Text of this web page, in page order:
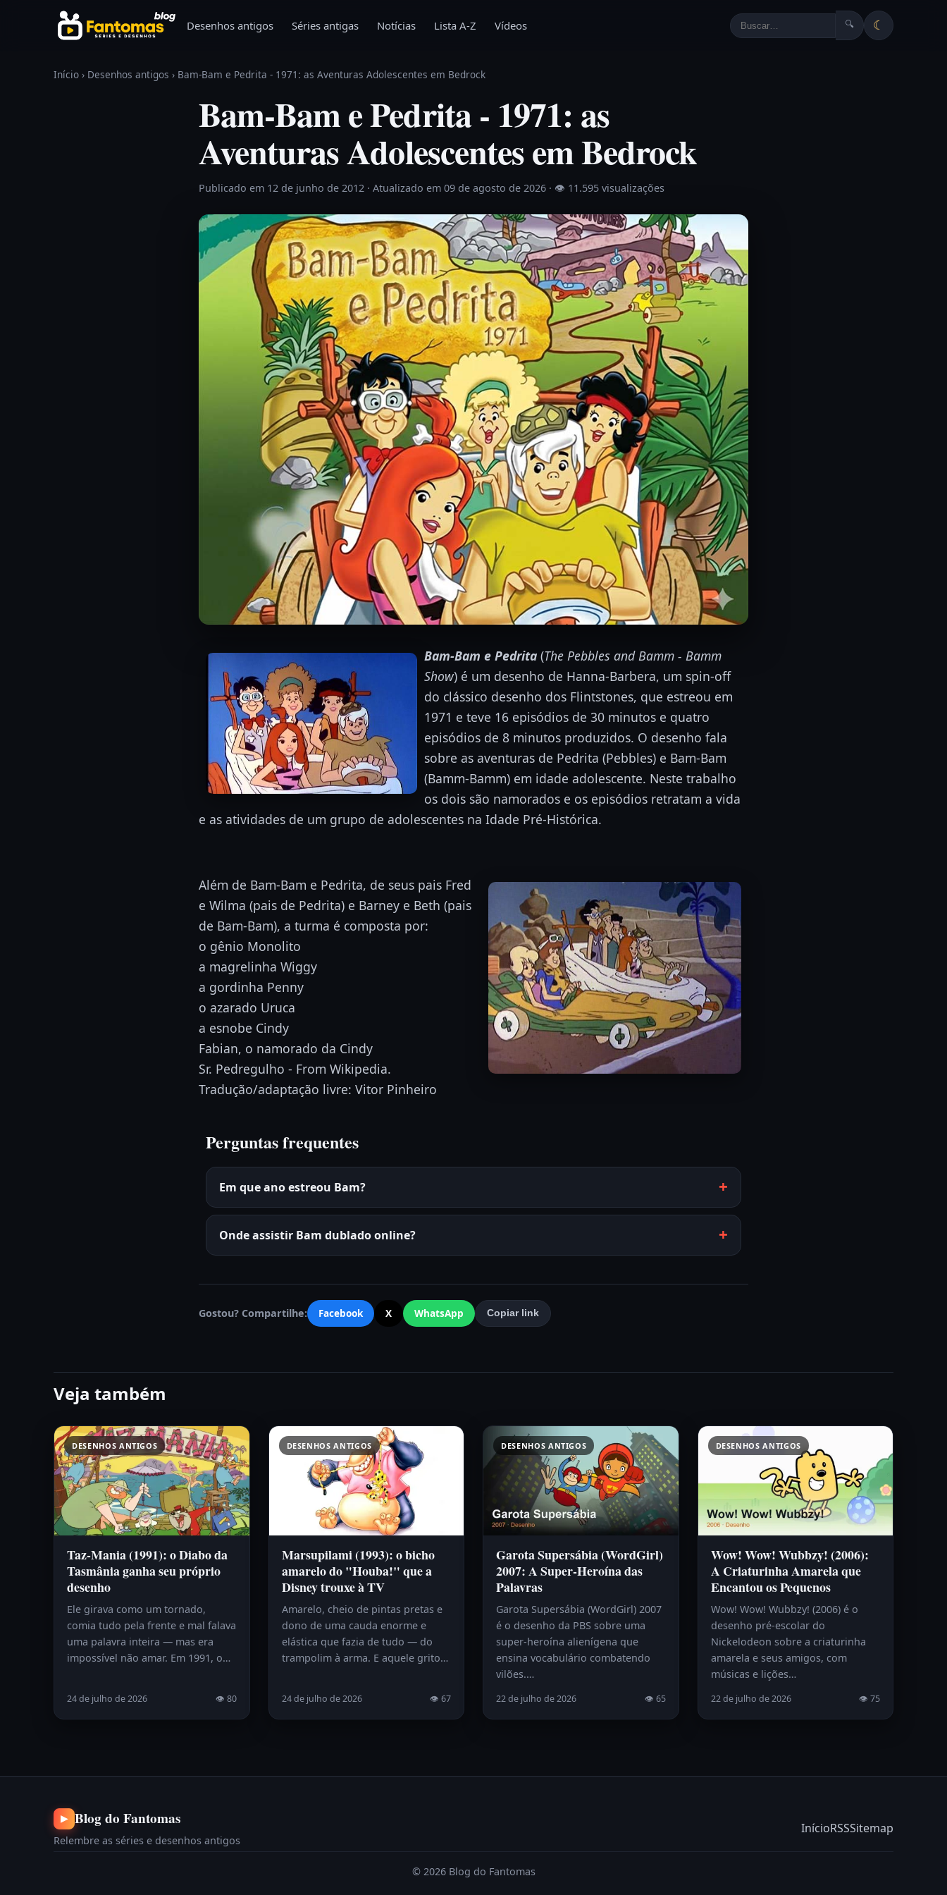
Pular para o conteúdo
Desenhos antigos Séries antigas Notícias Lista A-Z Vídeos 🔍 ☾
Início › Desenhos antigos › Bam-Bam e Pedrita - 1971: as Aventuras Adolescentes em Bedrock
Bam-Bam e Pedrita - 1971: as
Aventuras Adolescentes em Bedrock
Publicado em 12 de junho de 2012 · Atualizado em 09 de agosto de 2026 · 👁 11.595 visualizações
Bam-Bam e Pedrita (The Pebbles and Bamm - Bamm
Show) é um desenho de Hanna-Barbera, um spin-off
do clássico desenho dos Flintstones, que estreou em
1971 e teve 16 episódios de 30 minutos e quatro
episódios de 8 minutos produzidos. O desenho fala
sobre as aventuras de Pedrita (Pebbles) e Bam-Bam
(Bamm-Bamm) em idade adolescente. Neste trabalho
os dois são namorados e os episódios retratam a vida
e as atividades de um grupo de adolescentes na Idade Pré-Histórica.
Além de Bam-Bam e Pedrita, de seus pais Fred
e Wilma (pais de Pedrita) e Barney e Beth (pais
de Bam-Bam), a turma é composta por:
o gênio Monolito
a magrelinha Wiggy
a gordinha Penny
o azarado Uruca
a esnobe Cindy
Fabian, o namorado da Cindy
Sr. Pedregulho - From Wikipedia.
Tradução/adaptação livre: Vitor Pinheiro
Perguntas frequentes
Em que ano estreou Bam?
Onde assistir Bam dublado online?
Gostou? Compartilhe: Facebook X WhatsApp Copiar link
Veja também
DESENHOS ANTIGOS
Taz-Mania (1991): o Diabo da
Tasmânia ganha seu próprio
desenho
Ele girava como um tornado,
comia tudo pela frente e mal falava
uma palavra inteira — mas era
impossível não amar. Em 1991, o…
24 de julho de 2026 👁 80
DESENHOS ANTIGOS
Marsupilami (1993): o bicho
amarelo do "Houba!" que a
Disney trouxe à TV
Amarelo, cheio de pintas pretas e
dono de uma cauda enorme e
elástica que fazia de tudo — do
trampolim à arma. E aquele grito…
24 de julho de 2026 👁 67
DESENHOS ANTIGOS
Garota Supersábia (WordGirl)
2007: A Super-Heroína das
Palavras
Garota Supersábia (WordGirl) 2007
é o desenho da PBS sobre uma
super-heroína alienígena que
ensina vocabulário combatendo
vilões.…
22 de julho de 2026 👁 65
DESENHOS ANTIGOS
Wow! Wow! Wubbzy! (2006):
A Criaturinha Amarela que
Encantou os Pequenos
Wow! Wow! Wubbzy! (2006) é o
desenho pré-escolar do
Nickelodeon sobre a criaturinha
amarela e seus amigos, com
músicas e lições…
22 de julho de 2026 👁 75
▶ Blog do Fantomas
Relembre as séries e desenhos antigos
InícioRSSSitemap
© 2026 Blog do Fantomas